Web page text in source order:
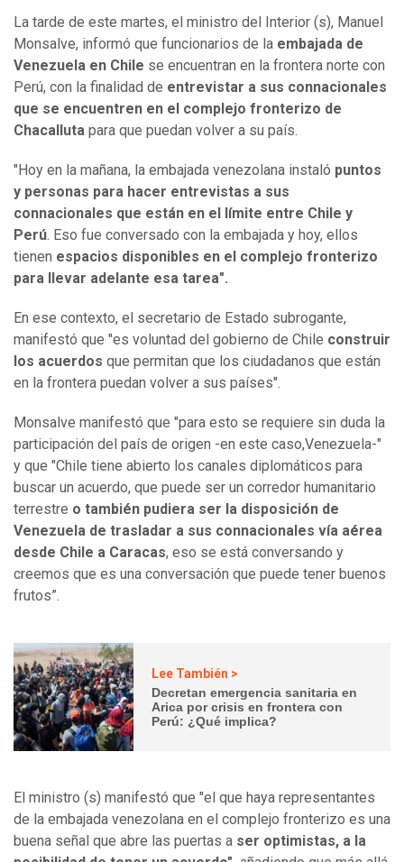
La tarde de este martes, el ministro del Interior (s), Manuel
Monsalve, informó que funcionarios de la embajada de
Venezuela en Chile se encuentran en la frontera norte con
Perú, con la finalidad de entrevistar a sus connacionales
que se encuentren en el complejo fronterizo de
Chacalluta para que puedan volver a su país.
"Hoy en la mañana, la embajada venezolana instaló puntos
y personas para hacer entrevistas a sus
connacionales que están en el límite entre Chile y
Perú. Eso fue conversado con la embajada y hoy, ellos
tienen espacios disponibles en el complejo fronterizo
para llevar adelante esa tarea".
En ese contexto, el secretario de Estado subrogante,
manifestó que "es voluntad del gobierno de Chile construir
los acuerdos que permitan que los ciudadanos que están
en la frontera puedan volver a sus países".
Monsalve manifestó que "para esto se requiere sin duda la
participación del país de origen -en este caso,Venezuela-"
y que "Chile tiene abierto los canales diplomáticos para
buscar un acuerdo, que puede ser un corredor humanitario
terrestre o también pudiera ser la disposición de
Venezuela de trasladar a sus connacionales vía aérea
desde Chile a Caracas, eso se está conversando y
creemos que es una conversación que puede tener buenos
frutos”.
Lee También >
Decretan emergencia sanitaria en
Arica por crisis en frontera con
Perú: ¿Qué implica?
El ministro (s) manifestó que "el que haya representantes
de la embajada venezolana en el complejo fronterizo es una
buena señal que abre las puertas a ser optimistas, a la